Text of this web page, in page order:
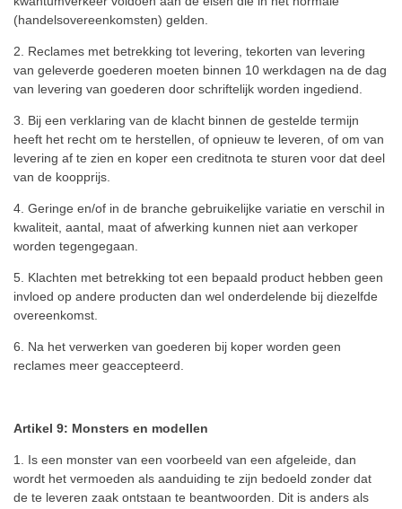
(handelsovereenkomsten) gelden.
2. Reclames met betrekking tot levering, tekorten van levering
van geleverde goederen moeten binnen 10 werkdagen na de dag
van levering van goederen door schriftelijk worden ingediend.
3. Bij een verklaring van de klacht binnen de gestelde termijn
heeft het recht om te herstellen, of opnieuw te leveren, of om van
levering af te zien en koper een creditnota te sturen voor dat deel
van de koopprijs.
4. Geringe en/of in de branche gebruikelijke variatie en verschil in
kwaliteit, aantal, maat of afwerking kunnen niet aan verkoper
worden tegengegaan.
5. Klachten met betrekking tot een bepaald product hebben geen
invloed op andere producten dan wel onderdelende bij diezelfde
overeenkomst.
6. Na het verwerken van goederen bij koper worden geen
reclames meer geaccepteerd.
Artikel 9: Monsters en modellen
1. Is een monster van een voorbeeld van een afgeleide, dan
wordt het vermoeden als aanduiding te zijn bedoeld zonder dat
de te leveren zaak ontstaan ​​te beantwoorden. Dit is anders als